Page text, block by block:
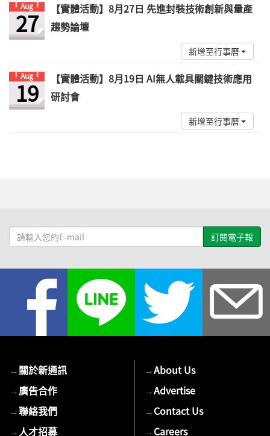
Aug
27
【實體活動】8月27日 先進封裝技術創新與量產
趨勢論壇
新增至行事曆
Aug
19
【實體活動】8月19日 AI無人載具關鍵技術應用
研討會
新增至行事曆
請
輸
→關於新通訊
→廣告合作
→聯絡我們
→人才招募
→About Us
→Advertise
→Contact Us
→Careers